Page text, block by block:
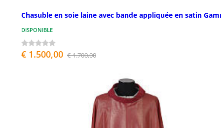
Chasuble en soie laine avec bande appliquée en satin
DISPONIBLE
€ 1.500,00 € 1.700,00